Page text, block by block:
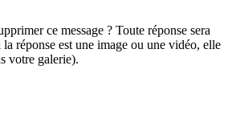
ce message ? Toute réponse sera
réponse est une image ou une vidéo, elle
votre galerie).